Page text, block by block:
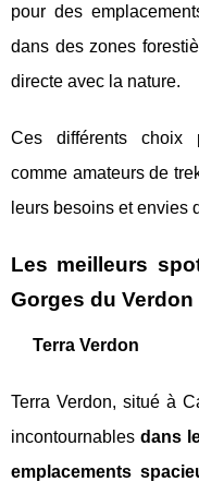
pour des
dans des zones
directe avec la nature.
Ces différents choix
comme amateurs de
leurs besoins et envies
Les meilleurs
Gorges du Verdon
Terra Verdon
Terra Verdon, situé à
incontournablesdans
emplacements